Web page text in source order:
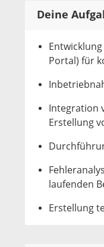
Deine
Portal) für
Integration
Erstellung
laufenden
Erstellung